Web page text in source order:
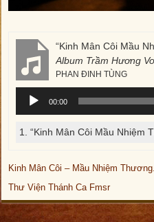
“Kinh Mân Côi Mầu
Album Trầm Hương
PHAN ĐINH TÙNG
Trình
phát
thanh
00:00
1.“Kinh Mân Côi Mầu Nhiệm
Kinh Mân Côi – Mầu Nhiệm
Thư Viện Thánh Ca Fmsr